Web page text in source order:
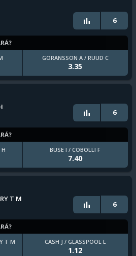
6
GORANSSON A / RUUD C
3.35
6
H
BUSE I / COBOLLI F
7.40
T M
6
T M
CASH J / GLASSPOOL L
1.12